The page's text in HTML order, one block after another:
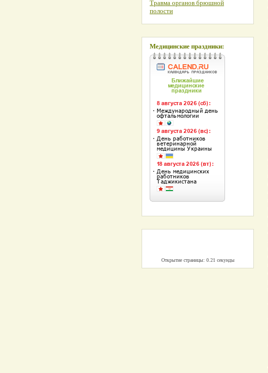
Травма органов брюшной
полости
Медицинские праздники:
Открытие страницы: 0.21 секунды